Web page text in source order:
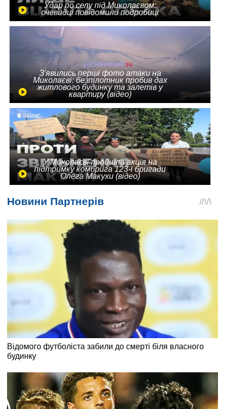
Удар по селу під Миколаєвом:
очевидці повідомили подробиці
З'явились перші фото атаки на
Миколаєві: безпілотник пробив дах
житлового будинку та залетів у
квартиру (відео)
У Миколаєві пройшла акція на
підтримку комбрига 123-ї бригади
Олега Макухи (відео)